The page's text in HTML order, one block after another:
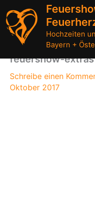
Inhalt
springen
Hochzeiten
Bayern +
feuershow-extras
Schreibe einen
Oktober 2017